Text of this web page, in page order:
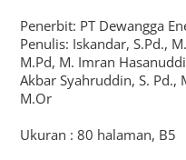
Penerbit: PT Dewangga
Penulis: Iskandar, S.Pd.,
M.Pd, M. Imran
Akbar Syahruddin, S. Pd.,
M.Or
Ukuran : 80 halaman, B5